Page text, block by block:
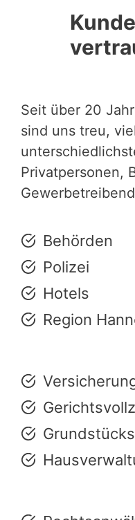
Seit über 20
sind uns treu,
Privatpersonen,
Behörden
Polizei
Hotels
Region